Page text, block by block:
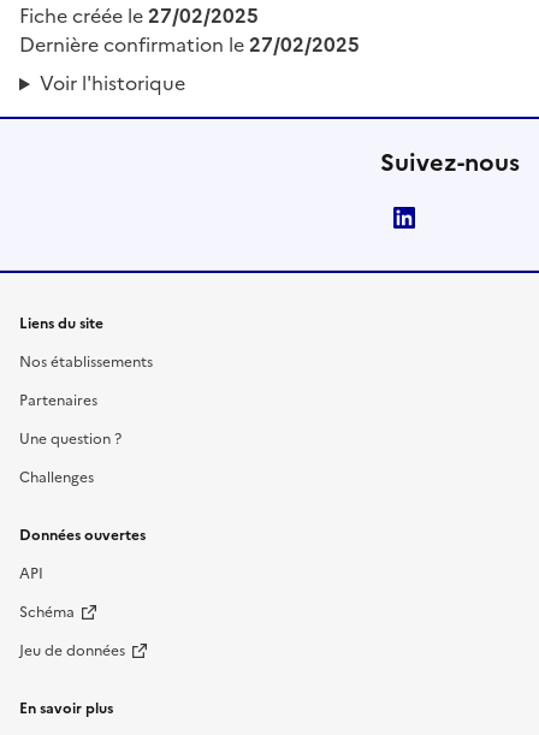
Fiche créée le27/02/2025
Dernière confirmation le27/02/2025
Voir l'historique
Suivez-nous
Liens du site
Nos établissements
Partenaires
Une question ?
Challenges
Données ouvertes
API
Schéma
Jeu de données
En savoir plus